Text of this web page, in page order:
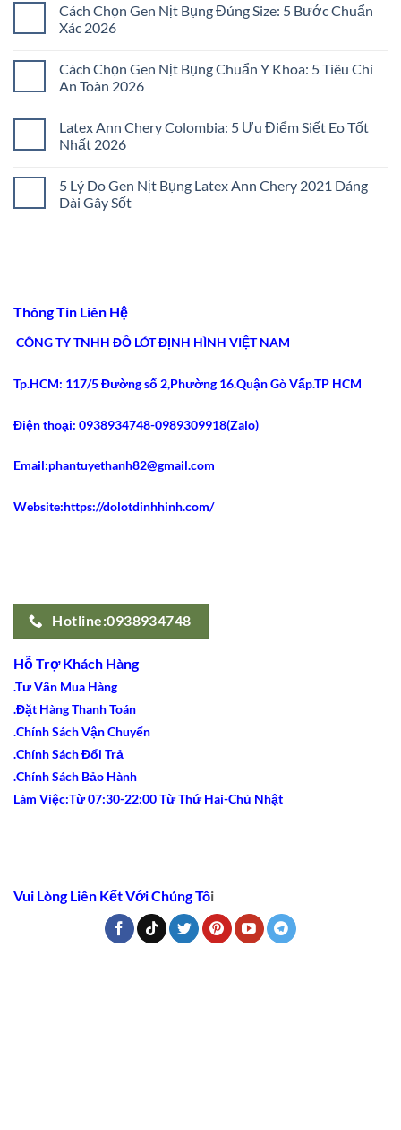
bình
luận
ở
Bụng
Không
Đau
Bí
Quyết
Chọn
Cách Chọn Gen Nịt Bụng Đúng Size: 5 Bước Chuẩn
Xác 2026
bình
luận
ở
Gen
Nịt
Bụng
5
Bước
Chuẩn
Cách Chọn Gen Nịt Bụng Chuẩn Y Khoa: 5 Tiêu Chí
An Toàn 2026
bình
luận
ở
Gen
Nịt
Bụng
2026
Latex Ann Chery Colombia: 5 Ưu Điểm Siết Eo Tốt
Nhất 2026
bình
luận
ở
Eo
Nhất
2026
5 Lý Do Gen Nịt Bụng Latex Ann Chery 2021 Dáng
Dài Gây Sốt
Gen
Bụng
Latex
2021
Gây
Sốt
Thông Tin Liên Hệ
CÔNG TY TNHH ĐỒ LÓT ĐỊNH HÌNH VIỆT NAM
Tp.HCM: 117/5 Đường số 2,Phường 16.Quận Gò Vấp.TP HCM
Điện thoại: 0938934748-0989309918(Zalo)
Email:phantuyethanh82@gmail.com
Website:https://dolotdinhhinh.com/
Hotline:0938934748
Hỗ Trợ Khách Hàng
.Tư Vấn Mua Hàng
.Đặt Hàng Thanh Toán
.Chính Sách Vận Chuyển
.Chính Sách Đổi Trả
.Chính Sách Bảo Hành
Làm Việc:Từ 07:30-22:00 Từ Thứ Hai-Chủ Nhật
Vui Lòng Liên Kết Với Chúng Tôi